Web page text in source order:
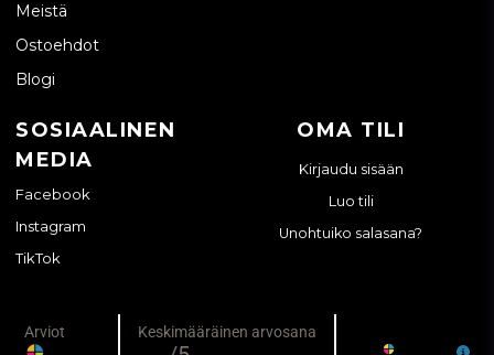
Meistä
Ostoehdot
Blogi
SOSIAALINEN
MEDIA
Facebook
Instagram
TikTok
OMA TILI
Kirjaudu sisään
Luo tili
Unohtuiko salasana?